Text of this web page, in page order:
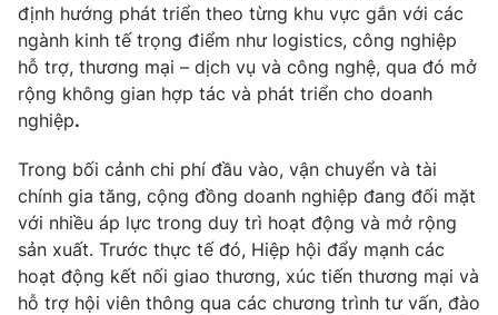
Photo Infographic
Video Shorts video
VTV Money VTV Thể thao
VTV Sức khoẻ Bất động sản
Thị trường 24h Tấm lòng Việt
định hướng phát triển theo từng khu vực gắn với các
ngành kinh tế trọng điểm như logistics, công nghiệp
hỗ trợ, thương mại – dịch vụ và công nghệ, qua đó mở
rộng không gian hợp tác và phát triển cho doanh
nghiệp.
Trong bối cảnh chi phí đầu vào, vận chuyển và tài
chính gia tăng, cộng đồng doanh nghiệp đang đối mặt
với nhiều áp lực trong duy trì hoạt động và mở rộng
sản xuất. Trước thực tế đó, Hiệp hội đẩy mạnh các
hoạt động kết nối giao thương, xúc tiến thương mại và
hỗ trợ hội viên thông qua các chương trình tư vấn, đào